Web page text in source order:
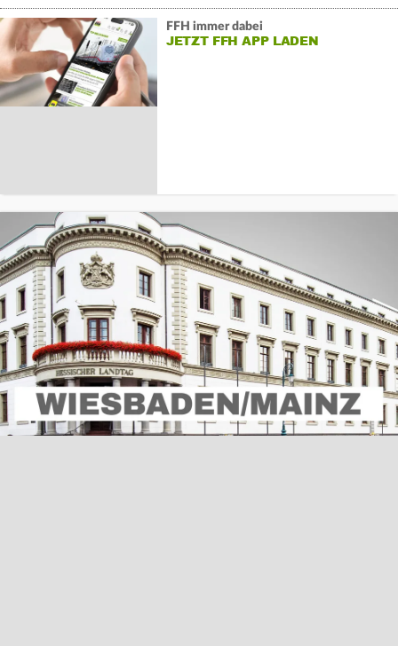
FFH immer dabei
JETZT FFH APP LADEN